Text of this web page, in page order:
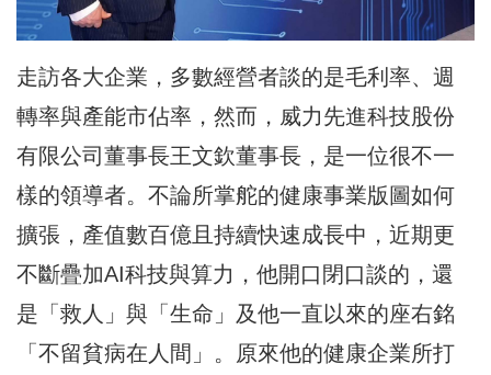
走訪各大企業，多數經營者談的是毛利率、週
轉率與產能市佔率，然而，威力先進科技股份
有限公司董事長王文欽董事長，是一位很不一
樣的領導者。不論所掌舵的健康事業版圖如何
擴張，產值數百億且持續快速成長中，近期更
不斷疊加AI科技與算力，他開口閉口談的，還
是「救人」與「生命」及他一直以來的座右銘
「不留貧病在人間」。原來他的健康企業所打